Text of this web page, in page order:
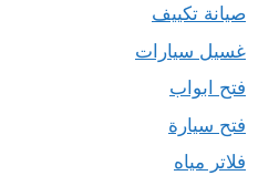
صيانة تكييف
غسيل سيارات
فتح ابواب
فتح سيارة
فلاتر مياه